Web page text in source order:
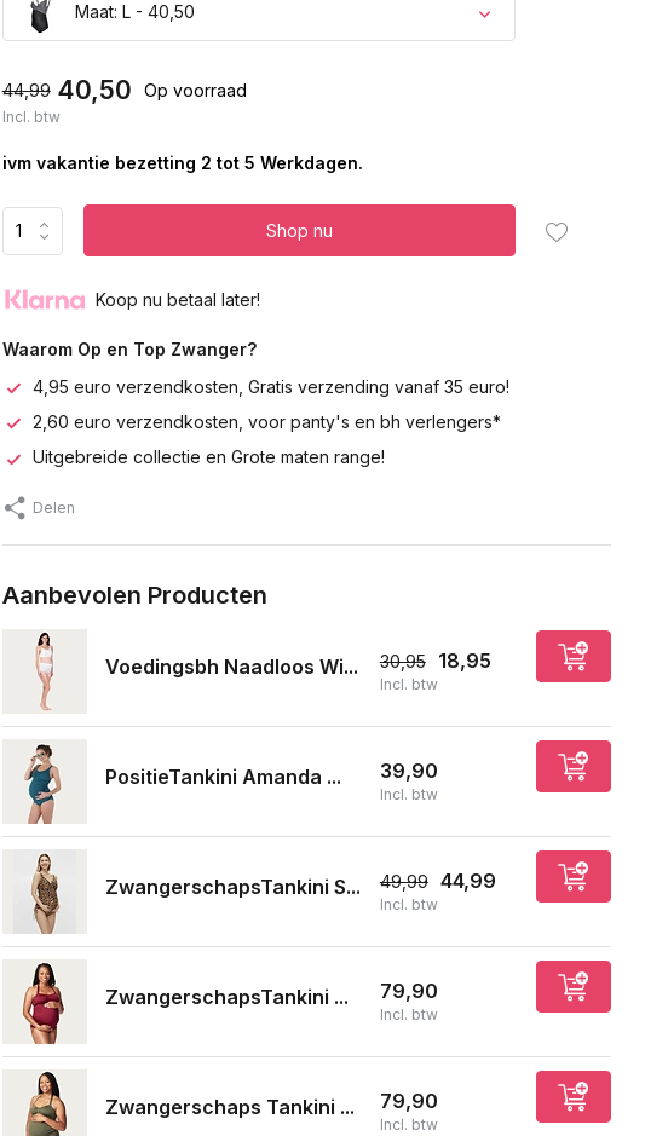
Maat: L - 40,50
44,99 40,50 Op voorraad
Incl. btw
ivm vakantie bezetting 2 tot 5 Werkdagen.
Shop nu
Koop nu betaal later!
Waarom Op en Top Zwanger?
4,95 euro verzendkosten, Gratis verzending vanaf 35 euro!
2,60 euro verzendkosten, voor panty's en bh verlengers*
Uitgebreide collectie en Grote maten range!
Delen
Aanbevolen Producten
Voedingsbh Naadloos Wi... 30,95 18,95
Incl. btw
PositieTankini Amanda ... 39,90
Incl. btw
ZwangerschapsTankini S... 49,99 44,99
Incl. btw
ZwangerschapsTankini ... 79,90
Incl. btw
Zwangerschaps Tankini ... 79,90
Incl. btw